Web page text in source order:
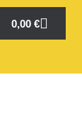
0,00€